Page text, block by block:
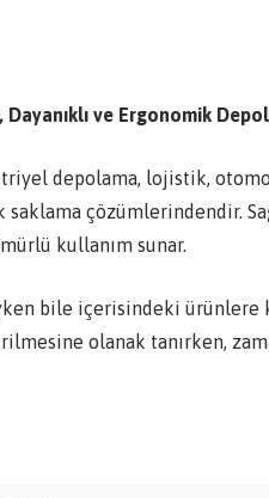
ve Ergonomik
depolama, lojistik,
çözümlerindendir.
kullanım sunar.
bile içerisindeki ürünlere
olanak tanırken,